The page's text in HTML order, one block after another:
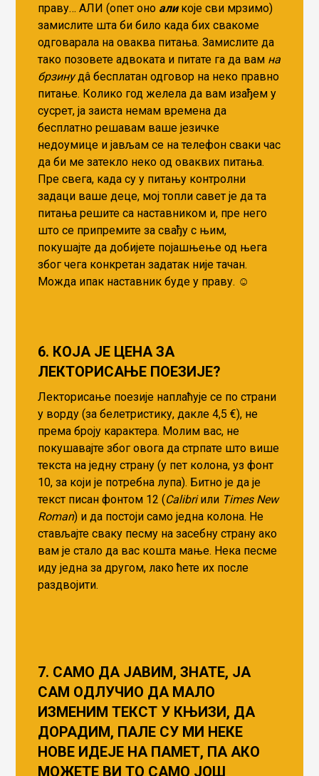
праву… АЛИ (опет оно аликоје сви мрзимо)
замислите шта би било када бих свакоме
одговарала на оваква питања. Замислите да
тако позовете адвоката и питате га да вам на
брзинудâ бесплатан одговор на неко правно
питање. Колико год желела да вам изађем у
сусрет, ја заиста немам времена да
бесплатно решавам ваше језичке
недоумице и јављам се на телефон сваки час
да би ме затекло неко од оваквих питања.
Пре свега, када су у питању контролни
задаци ваше деце, мој топли савет је да та
питања решите са наставником и, пре него
што се припремите за свађу с њим,
покушајте да добијете појашњење од њега
због чега конкретан задатак није тачан.
Можда ипак наставник буде у праву. ☺️
6. КОЈА ЈЕ ЦЕНА ЗА
ЛЕКТОРИСАЊЕ ПОЕЗИЈЕ?
Лекторисање поезије наплаћује се по страни
у ворду (за белетристику, дакле 4,5 €), не
према броју карактера. Молим вас, не
покушавајте због овога да стрпате што више
текста на једну страну (у пет колона, уз фонт
10, за који је потребна лупа). Битно је да је
текст писан фонтом 12 (Calibriили Times New
Roman) и да постоји само једна колона. Не
стављајте сваку песму на засебну страну ако
вам је стало да вас кошта мање. Нека песме
иду једна за другом, лако ћете их после
раздвојити.
7. САМО ДА ЈАВИМ, ЗНАТЕ, ЈА
САМ ОДЛУЧИО ДА МАЛО
ИЗМЕНИМ ТЕКСТ У КЊИЗИ, ДА
ДОРАДИМ, ПАЛЕ СУ МИ НЕКЕ
НОВЕ ИДЕЈЕ НА ПАМЕТ, ПА АКО
МОЖЕТЕ ВИ ТО САМО ЈОШ